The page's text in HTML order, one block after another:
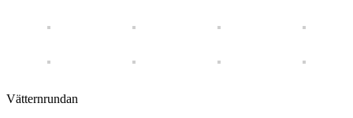
Vätternrundan